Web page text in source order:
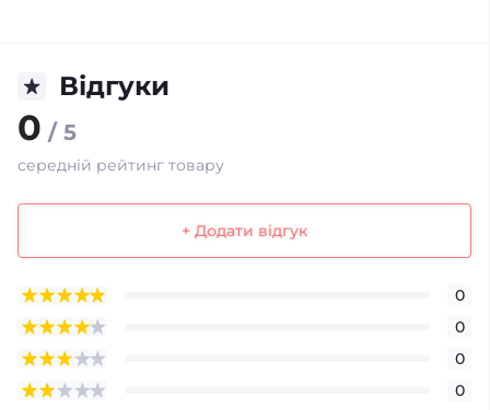
Відгуки
0 / 5
середній рейтинг товару
+ Додати відгук
0
0
0
0